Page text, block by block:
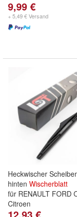
9,99 €
+ 5,49 € Versand
Heckwischer
hinten Wischerblatt
für RENAULT FORD
Citroen